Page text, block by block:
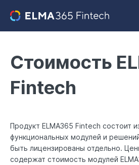
Стоимость
Fintech
Продукт ELMA365 Fintech состоит
функциональных модулей и
быть лицензированы отдельно.
содержат стоимость модулей